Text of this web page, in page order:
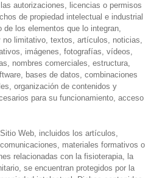
autorizaciones, licencias o permisos
de propiedad intelectual e industrial
los elementos que lo integran,
limitativo, textos, artículos, noticias,
imágenes, fotografías, vídeos,
nombres comerciales, estructura,
bases de datos, combinaciones
organización de contenidos y
para su funcionamiento, acceso
Web, incluidos los artículos,
materiales formativos o
relacionadas con la fisioterapia, la
se encuentran protegidos por la